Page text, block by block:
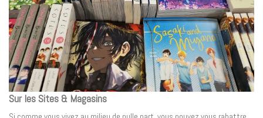
Sur les Sites & Magasins